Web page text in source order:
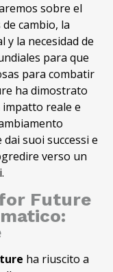
sobre el
cambio, la
y la necesidad de
para que
para combatir
ha dimostrato
reale e
suoi successi e
verso un
Future
ha riuscito a